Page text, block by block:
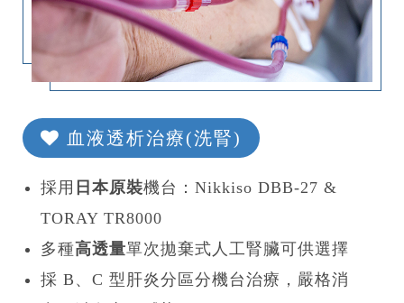
血液透析治療(洗腎)
採用 日本原裝機台：Nikkiso DBB-27 &
TORAY TR8000
多種高透量單次拋棄式人工腎臟可供選擇
採 B、C 型肝炎分區分機台治療，嚴格消